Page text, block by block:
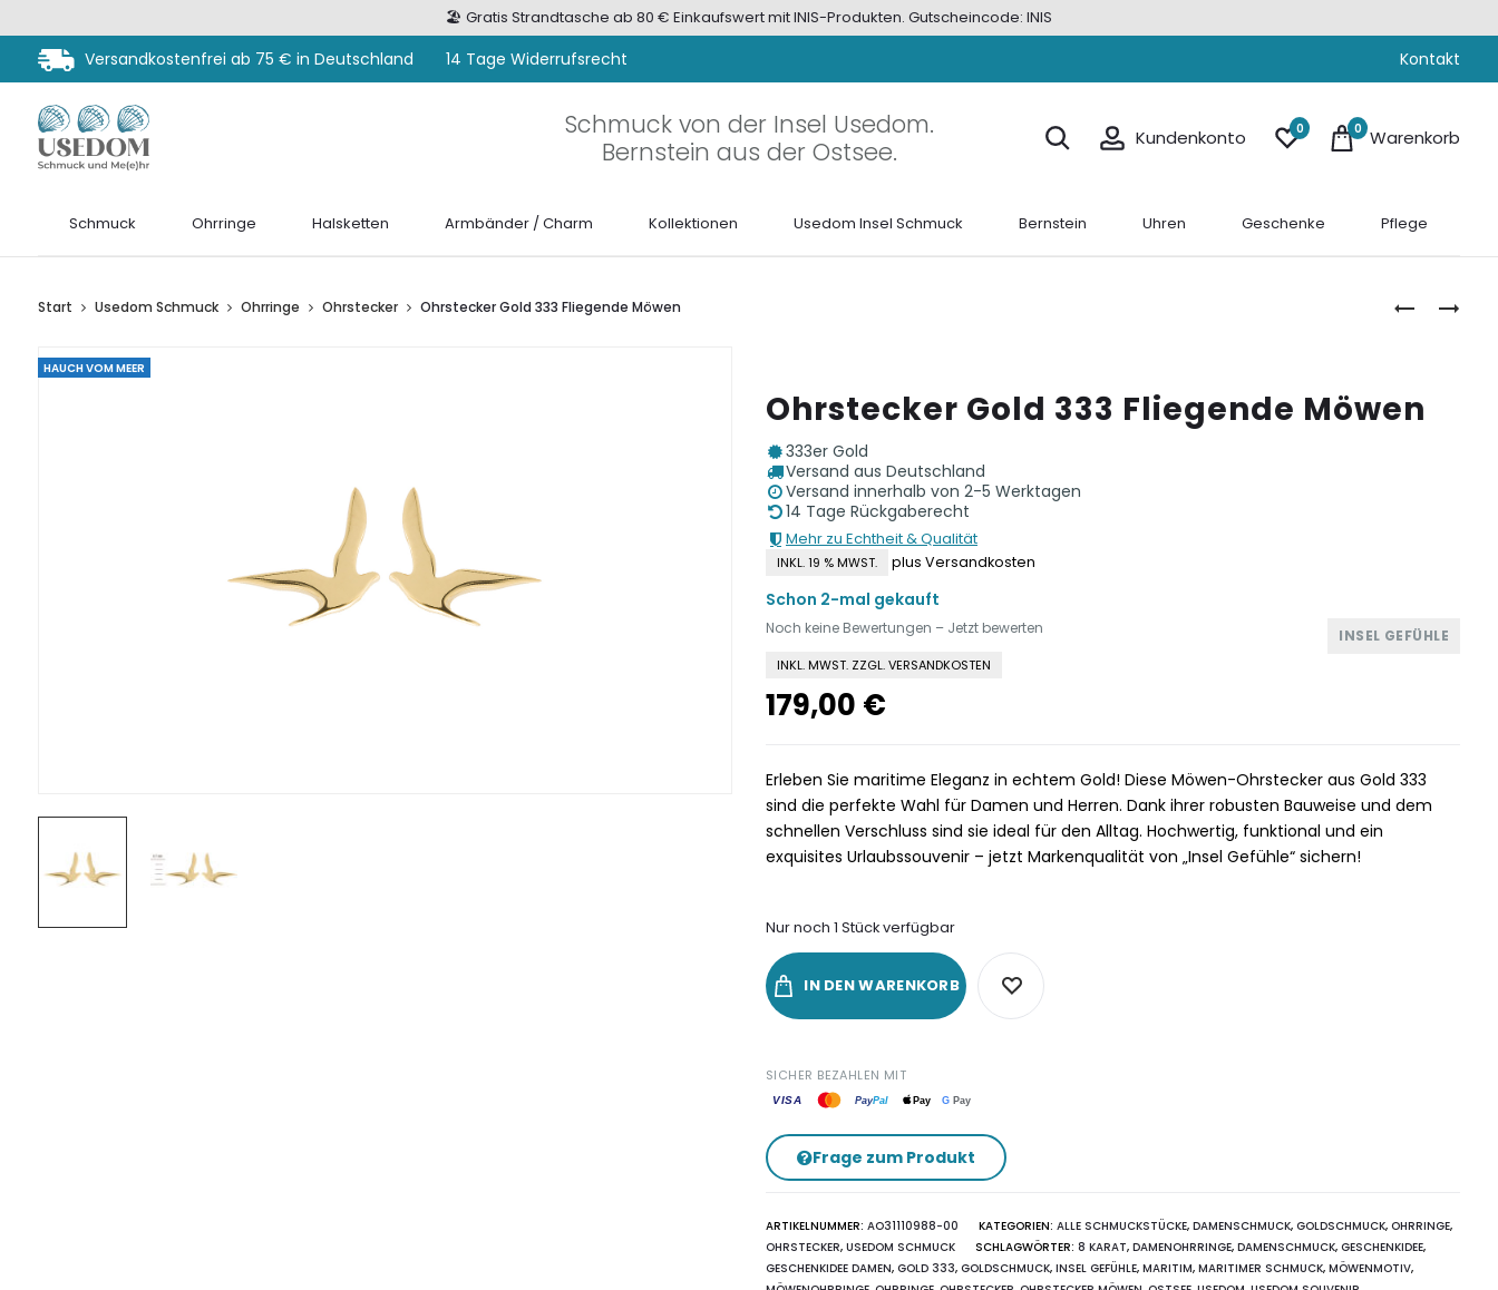
🏖️ Gratis Strandtasche ab 80 € Einkaufswert mit INIS-Produkten. Gutscheincode: INIS
Versandkostenfrei ab 75 € in Deutschland 14 Tage Widerrufsrecht Kontakt
Schmuck von der Insel Usedom.
Bernstein aus der Ostsee.
Kundenkonto 0 0 Warenkorb
Schmuck Ohrringe Halsketten Armbänder / Charm Kollektionen Usedom Insel Schmuck Bernstein Uhren Geschenke Pflege
Start Usedom Schmuck Ohrringe Ohrstecker Ohrstecker Gold 333 Fliegende Möwen
HAUCH VOM MEER
Ohrstecker Gold 333 Fliegende Möwen
333er Gold
Versand aus Deutschland
Versand innerhalb von 2-5 Werktagen
14 Tage Rückgaberecht
Mehr zu Echtheit & Qualität
INKL. 19 % MWST. plus Versandkosten
Schon 2-mal gekauft
INSEL GEFÜHLE
Noch keine Bewertungen – Jetzt bewerten
INKL. MWST. ZZGL. VERSANDKOSTEN
179,00 €
Erleben Sie maritime Eleganz in echtem Gold! Diese Möwen-Ohrstecker aus Gold 333
sind die perfekte Wahl für Damen und Herren. Dank ihrer robusten Bauweise und dem
schnellen Verschluss sind sie ideal für den Alltag. Hochwertig, funktional und ein
exquisites Urlaubssouvenir – jetzt Markenqualität von „Insel Gefühle“ sichern!
Nur noch 1 Stück verfügbar
IN DEN WARENKORB
SICHER BEZAHLEN MIT
VISA PayPal Pay GPay
Frage zum Produkt
ARTIKELNUMMER: AO31110988-00 KATEGORIEN: ALLE SCHMUCKSTÜCKE, DAMENSCHMUCK, GOLDSCHMUCK, OHRRINGE,
OHRSTECKER, USEDOM SCHMUCK SCHLAGWÖRTER: 8 KARAT, DAMENOHRRINGE, DAMENSCHMUCK, GESCHENKIDEE,
GESCHENKIDEE DAMEN, GOLD 333, GOLDSCHMUCK, INSEL GEFÜHLE, MARITIM, MARITIMER SCHMUCK, MÖWENMOTIV,